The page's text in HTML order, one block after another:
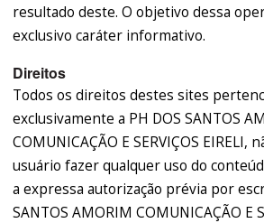
resultado deste. O objetivo dessa
exclusivo caráter informativo.
Direitos
Todos os direitos destes sites
exclusivamente a PH DOS SANTOS
COMUNICAÇÃO E SERVIÇOS EIRELI,
usuário fazer qualquer uso do
a expressa autorização prévia por
SANTOS AMORIM COMUNICAÇÃO E